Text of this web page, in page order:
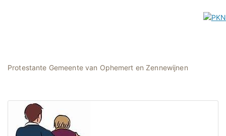
Protestante Gemeente van Ophemert en Zennewijnen